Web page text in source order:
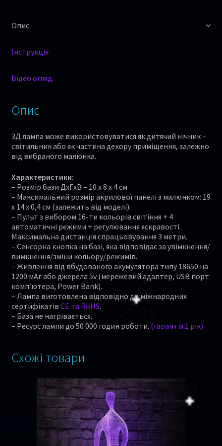
Опис
Інструкція:
Відео огляд:
Опис
3Д лампа може використовуватися як дитячий нічник –
світильник або як частина декору приміщення, залежно
від вибраного малюнка.
Характеристики:
– Розмір бази ДхГхВ – 10 х 8 х 4 см.
– Максимальний розмір акрилової панелі з малюнком: 19
x 14 x 0,4 см (залежить від моделі).
– Пульт з вибором 16-ти кольорів світіння + 4
автоматичні режими + регулювання яскравості.
Максимальна дистанція спрацьовування 3 метри.
– Сенсорна кнопка на базі, яка відповідає за увімкнення/
вимкнення/зміни кольору/режимів.
– Живлення від вбудованого акумулятора типу 18650 на
1200 мАг або джерела 5v (мережевий адаптер, USB порт
комп’ютера, Power Bank).
– Лампа виготовлена відповідно до міжнародних
сертифікатів CE та RoHS.
– База не нагрівається.
– Ресурс лампи до 50 000 годин роботи. (гарантія 1 рік)
Схожі товари